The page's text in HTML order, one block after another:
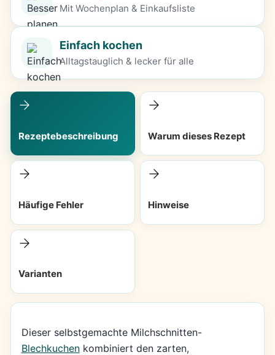
Mit Wochenplan & Einkaufsliste
Einfach kochen
Alltagstauglich & lecker für alle
Rezeptebeschreibung Warum dieses Rezept
Häufige Fehler Hinweise
Varianten
Dieser selbstgemachte Milchschnitten-
Blechkuchenkombiniert den zarten,